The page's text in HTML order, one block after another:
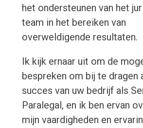
het ondersteunen van het
team in het bereiken van
overweldigende resultaten.
Ik kijk ernaar uit om de
bespreken om bij te dragen
succes van uw bedrijf als
Paralegal, en ik ben ervan
mijn vaardigheden en